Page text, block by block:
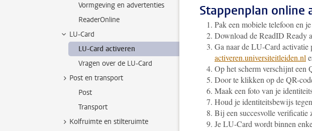
Vormgeving en advertenties
ReaderOnline
LU-Card
LU-Card activeren
Vragen over de LU-Card
Post en transport
Post
Transport
Kolfruimte en stilteruimte
Stappenplan online
Pak een mobiele telefoon en
Download de ReadID Ready
Ga naar de LU-Card activatie
activeren.universiteitleiden.nl
Op het scherm verschijnt een
Door te klikken op de QR-
Maak een foto van je
Houd je identiteitsbewijs
Bij een succesvolle verificatie
Je LU-Card wordt binnen